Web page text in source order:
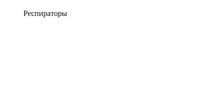
Респираторы